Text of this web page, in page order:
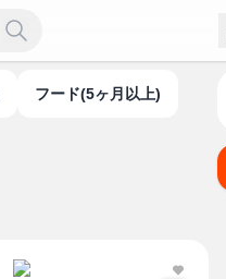
フード(5ヶ月以上)